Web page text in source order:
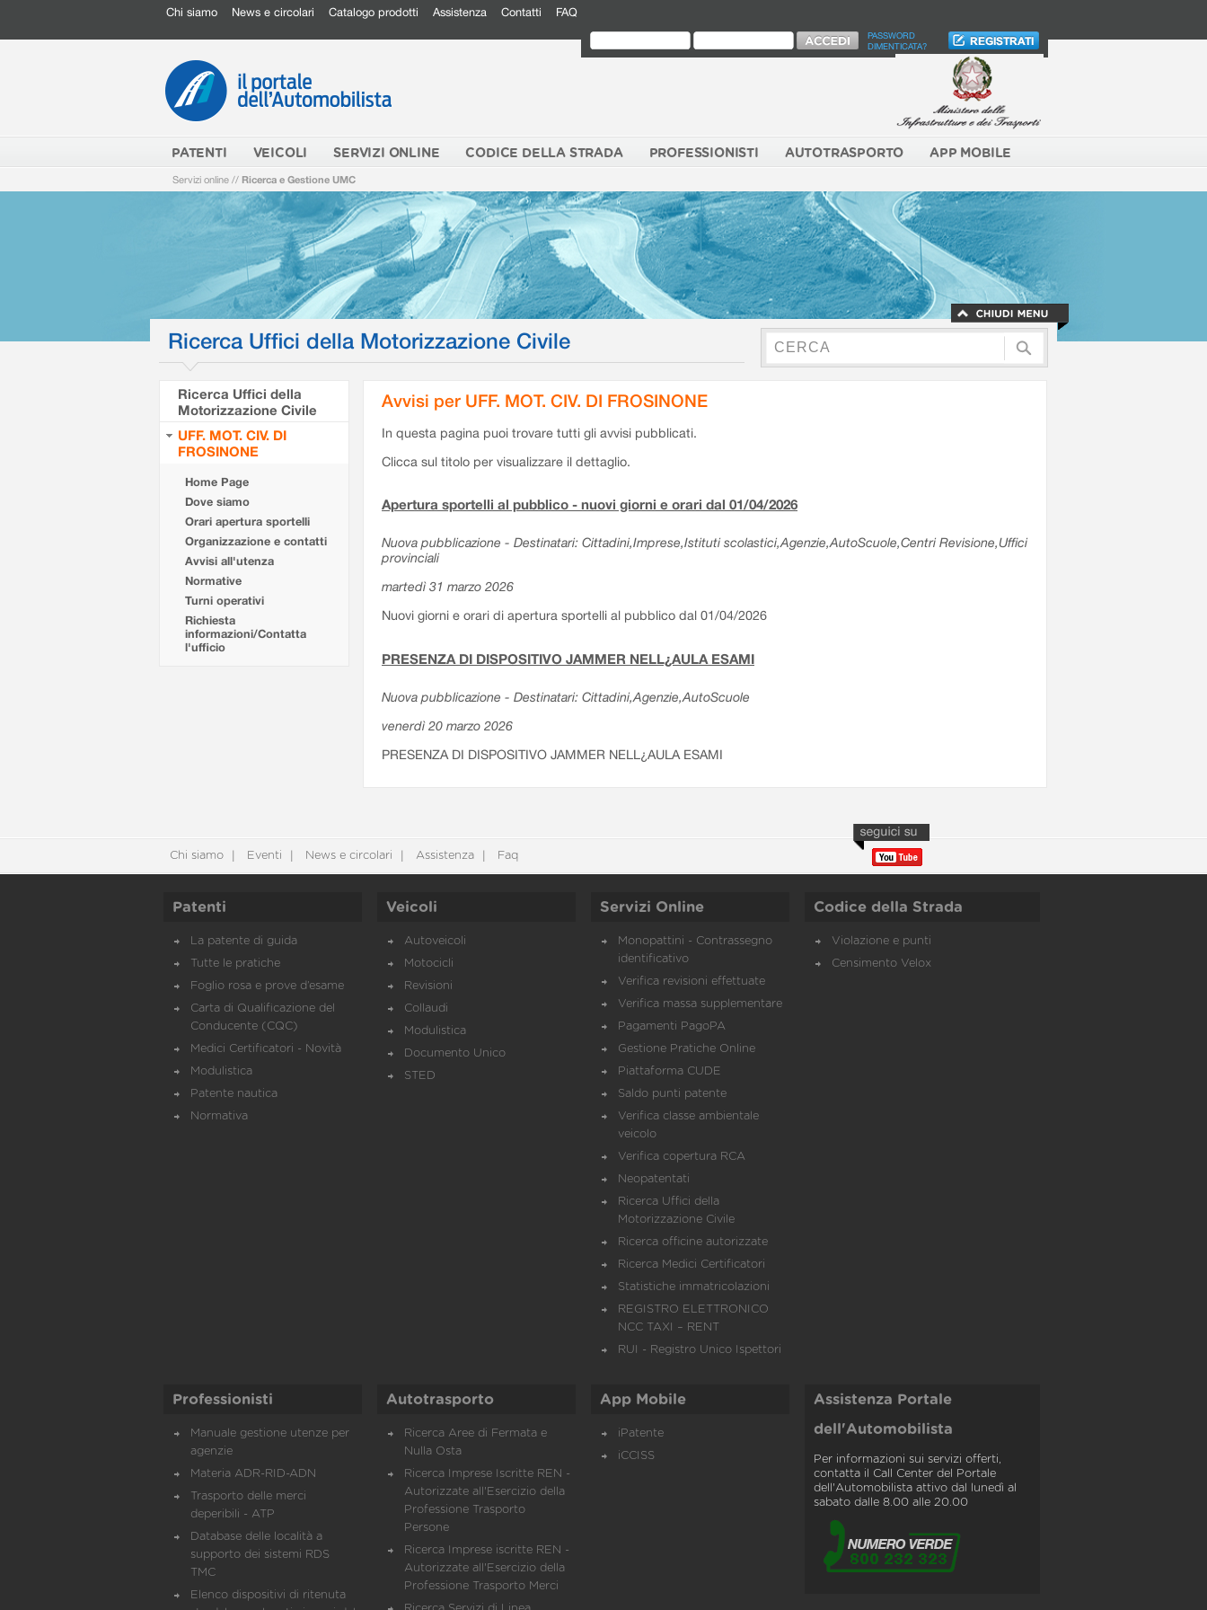
Chi siamo News e circolari Catalogo prodotti Assistenza Contatti FAQ
PASSWORD
DIMENTICATA?
PATENTI VEICOLI SERVIZI ONLINE CODICE DELLA STRADA PROFESSIONISTI AUTOTRASPORTO APP MOBILE
Servizi online // Ricerca e Gestione UMC
Ricerca Uffici della Motorizzazione Civile
Ricerca Uffici della
Motorizzazione Civile
UFF. MOT. CIV. DI
FROSINONE
Home Page
Dove siamo
Orari apertura sportelli
Organizzazione e contatti
Avvisi all'utenza
Normative
Turni operativi
Richiesta
informazioni/Contatta
l'ufficio
Avvisi per UFF. MOT. CIV. DI FROSINONE
In questa pagina puoi trovare tutti gli avvisi pubblicati.
Clicca sul titolo per visualizzare il dettaglio.
Apertura sportelli al pubblico - nuovi giorni e orari dal 01/04/2026
Nuova pubblicazione - Destinatari: Cittadini,Imprese,Istituti scolastici,Agenzie,AutoScuole,Centri Revisione,Uffici
provinciali
martedì 31 marzo 2026
Nuovi giorni e orari di apertura sportelli al pubblico dal 01/04/2026
PRESENZA DI DISPOSITIVO JAMMER NELL¿AULA ESAMI
Nuova pubblicazione - Destinatari: Cittadini,Agenzie,AutoScuole
venerdì 20 marzo 2026
PRESENZA DI DISPOSITIVO JAMMER NELL¿AULA ESAMI
Chi siamo Eventi News e circolari Assistenza Faq
Patenti
La patente di guida
Tutte le pratiche
Foglio rosa e prove d’esame
Carta di Qualificazione del
Conducente (CQC)
Medici Certificatori - Novità
Modulistica
Patente nautica
Normativa
Veicoli
Autoveicoli
Motocicli
Revisioni
Collaudi
Modulistica
Documento Unico
STED
Servizi Online
Monopattini - Contrassegno
identificativo
Verifica revisioni effettuate
Verifica massa supplementare
Pagamenti PagoPA
Gestione Pratiche Online
Piattaforma CUDE
Saldo punti patente
Verifica classe ambientale
veicolo
Verifica copertura RCA
Neopatentati
Ricerca Uffici della
Motorizzazione Civile
Ricerca officine autorizzate
Ricerca Medici Certificatori
Statistiche immatricolazioni
REGISTRO ELETTRONICO
NCC TAXI – RENT
RUI - Registro Unico Ispettori
Codice della Strada
Violazione e punti
Censimento Velox
Professionisti
Manuale gestione utenze per
agenzie
Materia ADR-RID-ADN
Trasporto delle merci
deperibili - ATP
Database delle località a
supporto dei sistemi RDS
TMC
Elenco dispositivi di ritenuta
Autotrasporto
Ricerca Aree di Fermata e
Nulla Osta
Ricerca Imprese Iscritte REN -
Autorizzate all'Esercizio della
Professione Trasporto
Persone
Ricerca Imprese iscritte REN -
Autorizzate all'Esercizio della
Professione Trasporto Merci
App Mobile
iPatente
iCCISS
Assistenza Portale
dell'Automobilista
Per informazioni sui servizi offerti,
contatta il Call Center del Portale
dell'Automobilista attivo dal lunedì al
sabato dalle 8.00 alle 20.00